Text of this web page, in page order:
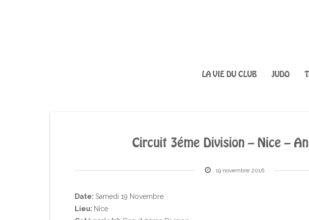
LA VIE DU CLUB JUDO
Circuit 3éme Division – Nice –
19 novembre 2016
Date: Samedi 19 Novembre
Lieu: Nice